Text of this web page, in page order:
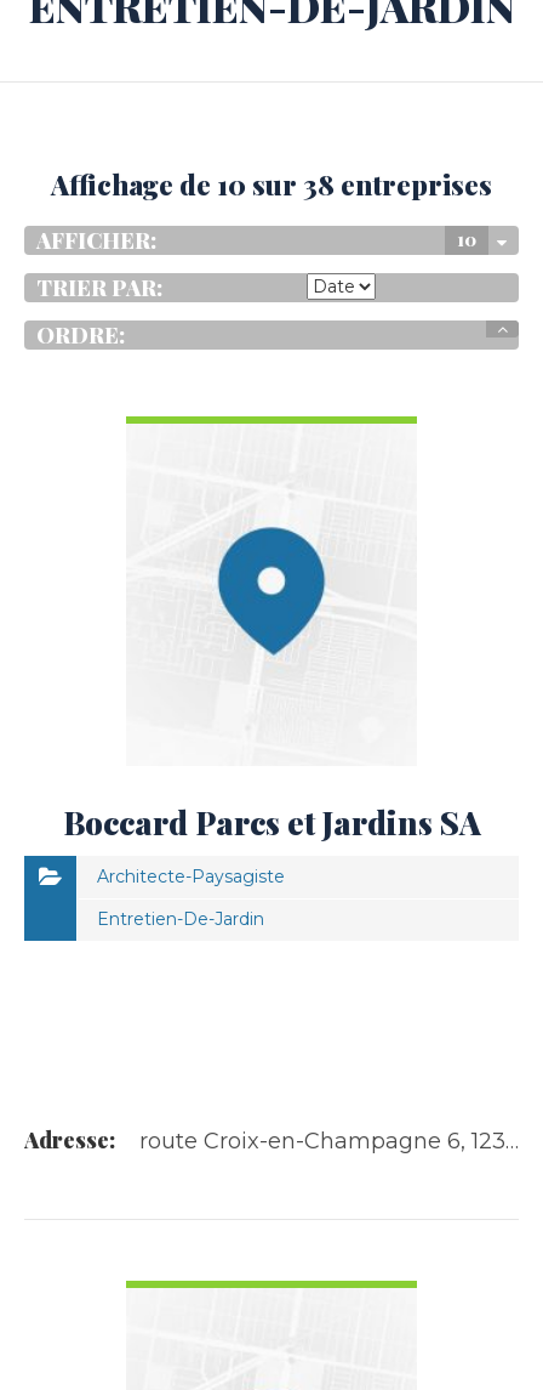
Affichage de 10 sur 38 entreprises
AFFICHER: 10
TRIER PAR:
ORDRE:
Boccard Parcs et Jardins SA
Architecte-Paysagiste
Entretien-De-Jardin
Adresse: route Croix-en-Champagne 6, 1236 Cartigny